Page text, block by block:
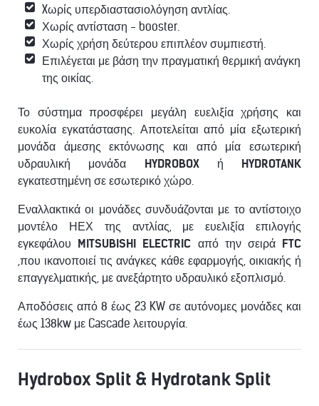
Xωρίς υπερδιαστασιολόγηση αντλίας.
Χωρίς αντίσταση - booster.
Χωρίς χρήση δεύτερου επιπλέον συμπιεστή.
Επιλέγεται με βάση την πραγματική θερμική ανάγκη
της οικίας.
Το σύστημα προσφέρει μεγάλη ευελιξία χρήσης και
ευκολία εγκατάστασης. Αποτελείται από μία εξωτερική
μονάδα άμεσης εκτόνωσης και από μία εσωτερική
υδραυλική μονάδα HYDROBOXή HYDROTANK
εγκατεστημένη σε εσωτερικό χώρο.
Εναλλακτικά οι μονάδες συνδυάζονται με το αντίστοιχο
μοντέλο ΗΕΧ της αντλίας, με ευελιξία επιλογής
εγκεφάλου MITSUBISHI ELECTRIC από την σειρά FTC
,που ικανοποιεί τις ανάγκες κάθε εφαρμογής, οικιακής ή
επαγγελματικής, με ανεξάρτητο υδραυλικό εξοπλισμό.
Αποδόσεις από 8 έως 23 KW σε αυτόνομες μονάδες και
έως 138kw με Cascade λειτουργία.
Hydrobox Split & Hydrotank Split